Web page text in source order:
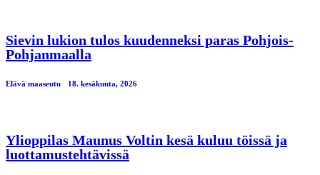
Sievin lukion tulos kuudenneksi paras Pohjois-
Pohjanmaalla
Elävä maaseutu 18. kesäkuuta, 2026
Ylioppilas Maunus Voltin kesä kuluu töissä ja
luottamustehtävissä